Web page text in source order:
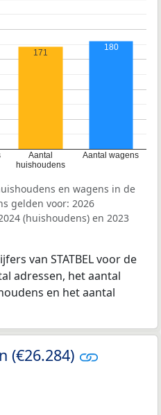
Aantal
huishoudens
Aantal wagens
171
180
en wagens in de
gelden voor: 2026
(huishoudens) en 2023
van STATBEL voor de
adressen, het aantal
en het aantal
(€26.284)